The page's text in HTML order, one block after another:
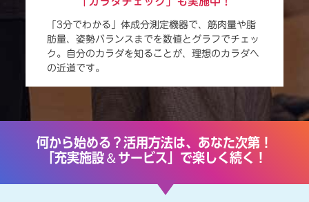
「3分でわかる」体成分測定機器で、筋肉量や脂
肪量、姿勢バランスまでを数値とグラフでチェッ
ク。自分のカラダを知ることが、理想のカラダへ
の近道です。
何から始める？活用方法は、あなた次第！
「充実施設 ＆ サービス」で楽しく続く！